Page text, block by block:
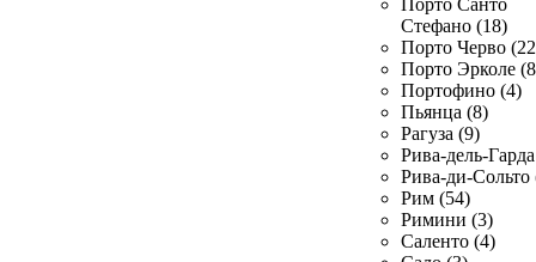
Порто Санто
Стефано (18)
Порто Черво
Порто Эрколе
Портофино (4)
Пьянца (8)
Рагуза (9)
Рива-дель-
Рива-ди-Сольто
Рим (54)
Римини (3)
Саленто (4)